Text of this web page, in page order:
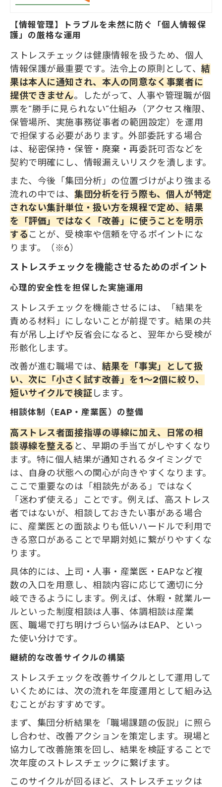
い」という人事の方のお悩みの声が少
なくありません。本記事では、ストレ
す。
【情報管理】トラブルを未然に防ぐ「個人情報保
護」の厳格な運用
ストレスチェックは健康情報を扱うため、個人
情報保護が最重要です。法令上の原則として、結
果は本人に通知され、本人の同意なく事業者に
提供できません。したがって、人事や管理職が個
票を“勝手に見られない”仕組み（アクセス権限、
保管場所、実施事務従事者の範囲設定）を運用
で担保する必要があります。外部委託する場合
は、秘密保持・保管・廃棄・再委託可否などを
契約で明確にし、情報漏えいリスクを潰します。
また、今後「集団分析」の位置づけがより強まる
流れの中では、集団分析を行う際も、個人が特定
されない集計単位・扱い方を規程で定め、結果
を「評価」ではなく「改善」に使うことを明示
する ことが、受検率や信頼を守るポイントにな
ります。（※6）
ストレスチェックを機能させるためのポイント
心理的安全性を担保した実施運用
ストレスチェックを機能させるには、「結果を
責める材料」にしないことが前提です。結果の共
有が吊し上げや反省会になると、翌年から受検が
形骸化します。
改善が進む職場では、 結果を「事実」として扱
い、次に「小さく試す改善」を1〜2個に絞り、
短いサイクルで検証します。
相談体制（EAP・産業医）の整備
高ストレス者面接指導の導線に加え、日常の相
談導線を整える と、早期の手当てがしやすくなり
ます。特に個人結果が通知されるタイミングで
は、自身の状態への関心が向きやすくなります。
ここで重要なのは「相談先がある」ではなく
「迷わず使える」ことです。例えば、高ストレス
者ではないが、相談しておきたい事がある場合
に、産業医との面談よりも低いハードルで利用で
きる窓口があることで早期対処に繋がりやすくな
ります。
具体的には、上司・人事・産業医・EAPなど複
数の入口を用意し、相談内容に応じて適切に分
岐できるようにします。例えば、休暇・就業ルー
ルといった制度相談は人事、体調相談は産業
医、職場で打ち明けづらい悩みはEAP、といっ
た使い分けです。
継続的な改善サイクルの構築
ストレスチェックを改善サイクルとして運用して
いくためには、次の流れを年度運用として組み込
むことがおすすめです。
まず、集団分析結果を「職場課題の仮説」に照ら
し合わせ、改善アクションを策定します。現場と
協力して改善施策を回し、結果を検証することで
次年度のストレスチェックに繋げます。
このサイクルが回るほど、ストレスチェックは